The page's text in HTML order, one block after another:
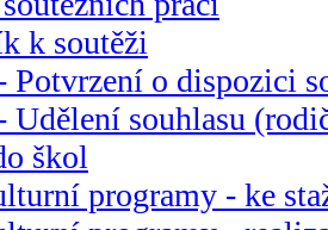
k soutěži
Potvrzení o dispozici
Udělení souhlasu
škol
programy - ke